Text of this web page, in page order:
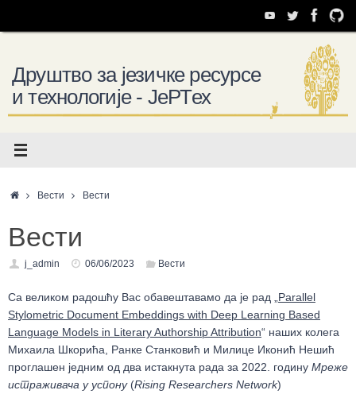
Друштво за језичке ресурсе
и технологије - ЈеРТех
HomeВести Вести
Вести
j_admin 06/06/2023 Вести
Са великом радошћу Вас обавештавамо да је рад „Parallel
Stylometric Document Embeddings with Deep Learning Based
Language Models in Literary Authorship Attribution“ наших колега
Михаила Шкорића, Ранке Станковић и Милице Иконић Нешић
проглашен једним од два истакнута рада за 2022. годину Мреже
истраживача у успону(Rising Researchers Network)